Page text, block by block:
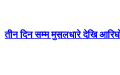
तीन दिन सम्म मुसलधारे देखि